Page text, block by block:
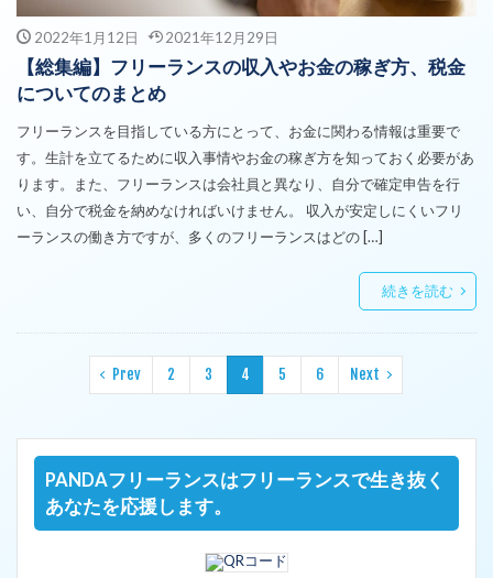
2022年1月12日 2021年12月29日
【総集編】フリーランスの収入やお金の稼ぎ方、税金
についてのまとめ
フリーランスを目指している方にとって、お金に関わる情報は重要で
す。生計を立てるために収入事情やお金の稼ぎ方を知っておく必要があ
ります。また、フリーランスは会社員と異なり、自分で確定申告を行
い、自分で税金を納めなければいけません。 収入が安定しにくいフリ
ーランスの働き方ですが、多くのフリーランスはどの […]
続きを読む
Prev 2 3 4 5 6 Next
PANDAフリーランスはフリーランスで生き抜く
あなたを応援します。